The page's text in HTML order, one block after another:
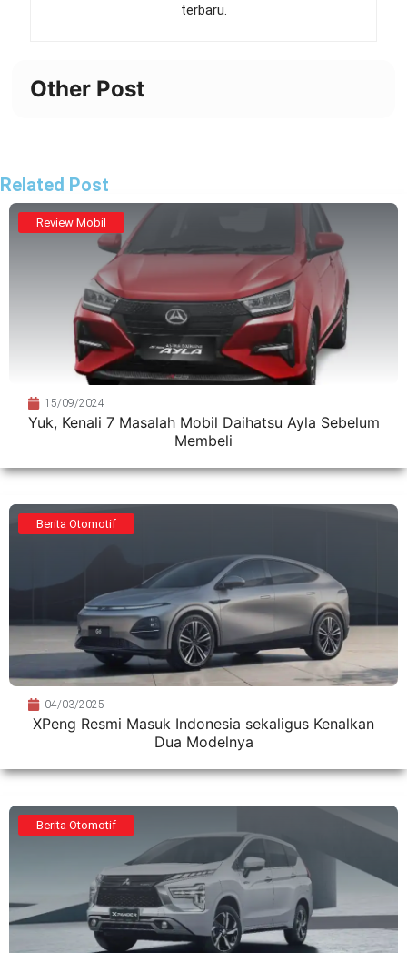
terbaru.
Other Post
Related Post
Review Mobil
15/09/2024
Yuk, Kenali 7 Masalah Mobil Daihatsu Ayla Sebelum
Membeli
Berita Otomotif
04/03/2025
XPeng Resmi Masuk Indonesia sekaligus Kenalkan
Dua Modelnya
Berita Otomotif